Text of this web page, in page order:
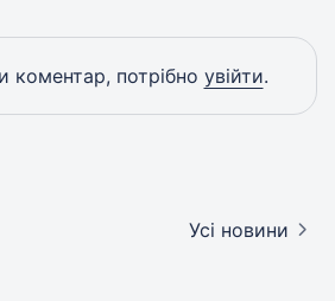
потрібно увійти.
Усі новини